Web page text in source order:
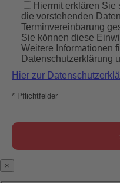
Hiermit erklären Sie
die vorstehenden
Terminvereinbarung
Sie können diese
Weitere Informationen
Datenschutzerklärung
Hier zur
* Pflichtfelder
×